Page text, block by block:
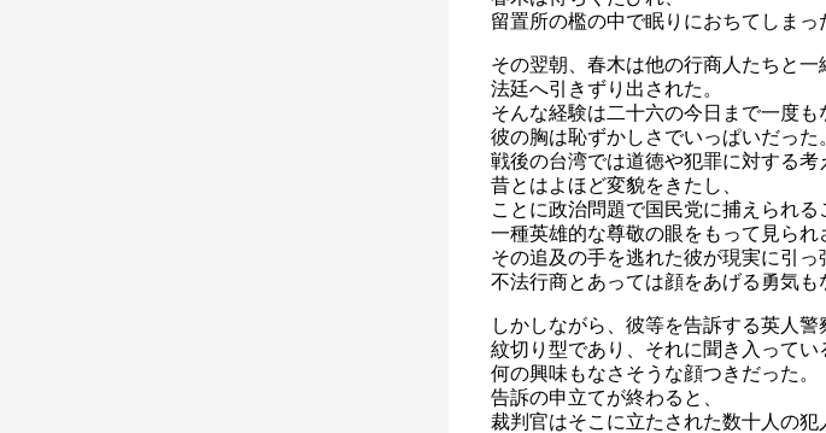
留置所の檻の中で眠りにおちてしまっ
その翌朝、春木は他の行商人たちと一
法廷へ引きずり出された。
そんな経験は二十六の今日まで一度も
彼の胸は恥ずかしさでいっぱいだった
戦後の台湾では道徳や犯罪に対する考
昔とはよほど変貌をきたし、
ことに政治問題で国民党に捕えられる
一種英雄的な尊敬の眼をもって見られ
その追及の手を逃れた彼が現実に引
不法行商とあっては顔をあげる勇気も
しかしながら、彼等を告訴する英人警
紋切り型であり、それに聞き入ってい
何の興味もなさそうな顔つきだった。
告訴の申立てが終わると、
裁判官はそこに立たされた数十人の犯